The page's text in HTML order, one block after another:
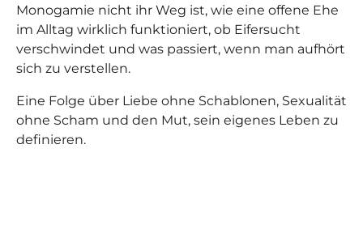
Monogamie nicht ihr Weg ist, wie eine offene Ehe
im Alltag wirklich funktioniert, ob Eifersucht
verschwindet und was passiert, wenn man aufhört
sich zu verstellen.
Eine Folge über Liebe ohne Schablonen, Sexualität
ohne Scham und den Mut, sein eigenes Leben zu
definieren.